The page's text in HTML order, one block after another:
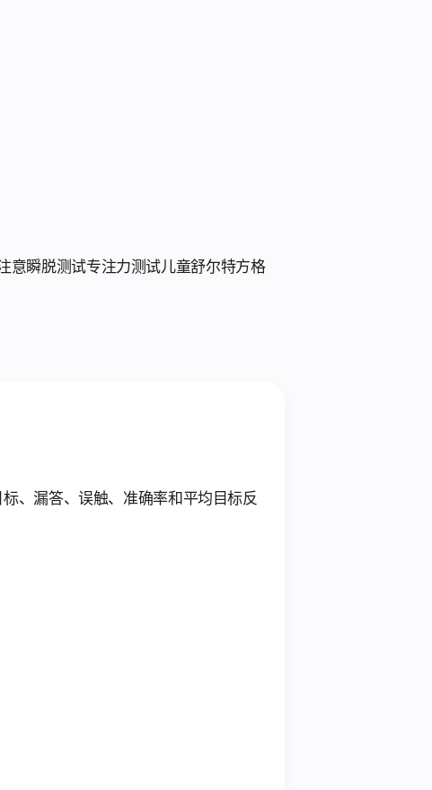
意瞬脱测试专注力测试儿童舒尔特方格
、漏答、误触、准确率和平均目标反